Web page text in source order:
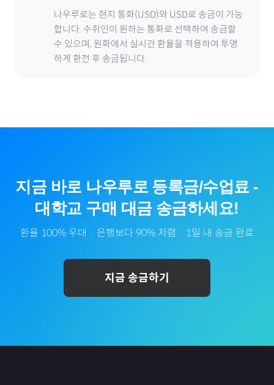
나우루로는 현지 통화(USD)와 USD로 송금이 가능
합니다. 수취인이 원하는 통화로 선택하여 송금할
수 있으며, 원화에서 실시간 환율을 적용하여 투명
하게 환전 후 송금됩니다.
지금 바로 나우루로 등록금/수업료-
대학교구매 대금 송금하세요!
환율 100% 우대 · 은행보다 90% 저렴 · 1일 내 송금 완료
지금 송금하기